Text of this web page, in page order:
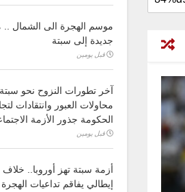
موسم الهجرة الى الشمال ..
جديدة إلى سبتة
قبل يومين
آخر تطورات النزوح نحو
محاولات العبور وانتقادات
الحكومة جذور الأزمة
قبل يومين
أزمة سبتة تهز أوروبا.. خلاف
إيطالي يفاقم تداعيات الهجرة